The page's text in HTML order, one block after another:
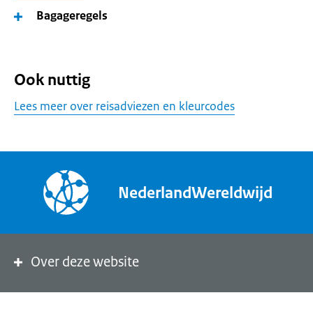
Bagageregels
Ook nuttig
Lees meer over reisadviezen en kleurcodes
NederlandWereldwijd
Over deze website